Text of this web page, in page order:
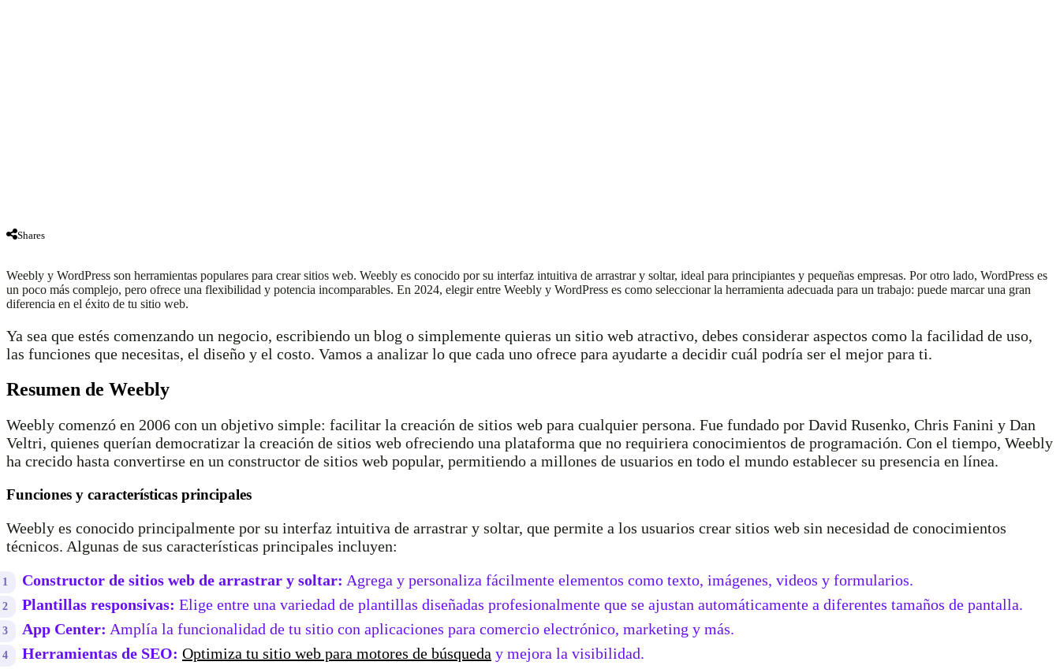
Shares
Weebly y WordPress son herramientas populares para crear sitios web. Weebly es conocido por su interfaz intuitiva de arrastrar y soltar, ideal para principiantes y pequeñas empresas. Por otro lado, WordPress es
un poco más complejo, pero ofrece una flexibilidad y potencia incomparables. En 2024, elegir entre Weebly y WordPress es como seleccionar la herramienta adecuada para un trabajo: puede marcar una gran
diferencia en el éxito de tu sitio web.
Ya sea que estés comenzando un negocio, escribiendo un blog o simplemente quieras un sitio web atractivo, debes considerar aspectos como la facilidad de uso,
las funciones que necesitas, el diseño y el costo. Vamos a analizar lo que cada uno ofrece para ayudarte a decidir cuál podría ser el mejor para ti.
Resumen de Weebly
Weebly comenzó en 2006 con un objetivo simple: facilitar la creación de sitios web para cualquier persona. Fue fundado por David Rusenko, Chris Fanini y Dan
Veltri, quienes querían democratizar la creación de sitios web ofreciendo una plataforma que no requiriera conocimientos de programación. Con el tiempo, Weebly
ha crecido hasta convertirse en un constructor de sitios web popular, permitiendo a millones de usuarios en todo el mundo establecer su presencia en línea.
Funciones y características principales
Weebly es conocido principalmente por su interfaz intuitiva de arrastrar y soltar, que permite a los usuarios crear sitios web sin necesidad de conocimientos
técnicos. Algunas de sus características principales incluyen:
Constructor de sitios web de arrastrar y soltar: Agrega y personaliza fácilmente elementos como texto, imágenes, videos y formularios.
Plantillas responsivas: Elige entre una variedad de plantillas diseñadas profesionalmente que se ajustan automáticamente a diferentes tamaños de pantalla.
App Center: Amplía la funcionalidad de tu sitio con aplicaciones para comercio electrónico, marketing y más.
Herramientas de SEO: Optimiza tu sitio web para motores de búsqueda y mejora la visibilidad.